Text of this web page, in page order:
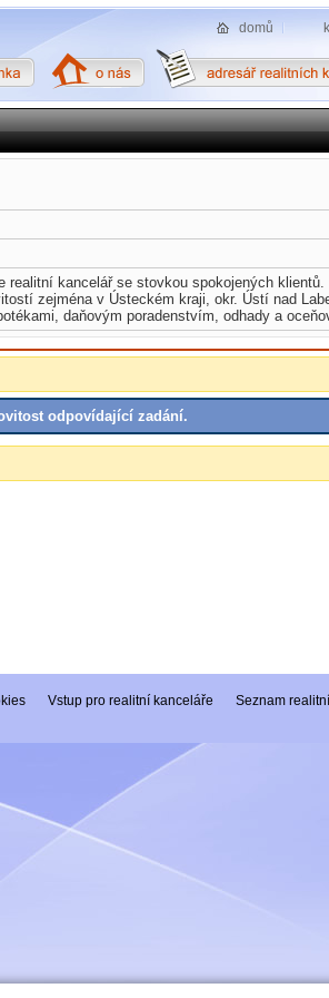
kancelář se stovkou spokojených
zejména v Ústeckém kraji, okr. Ústí nad
daňovým poradenstvím, odhady a
odpovídající zadání.
domů
Seznam
Vstup pro realitní kanceláře